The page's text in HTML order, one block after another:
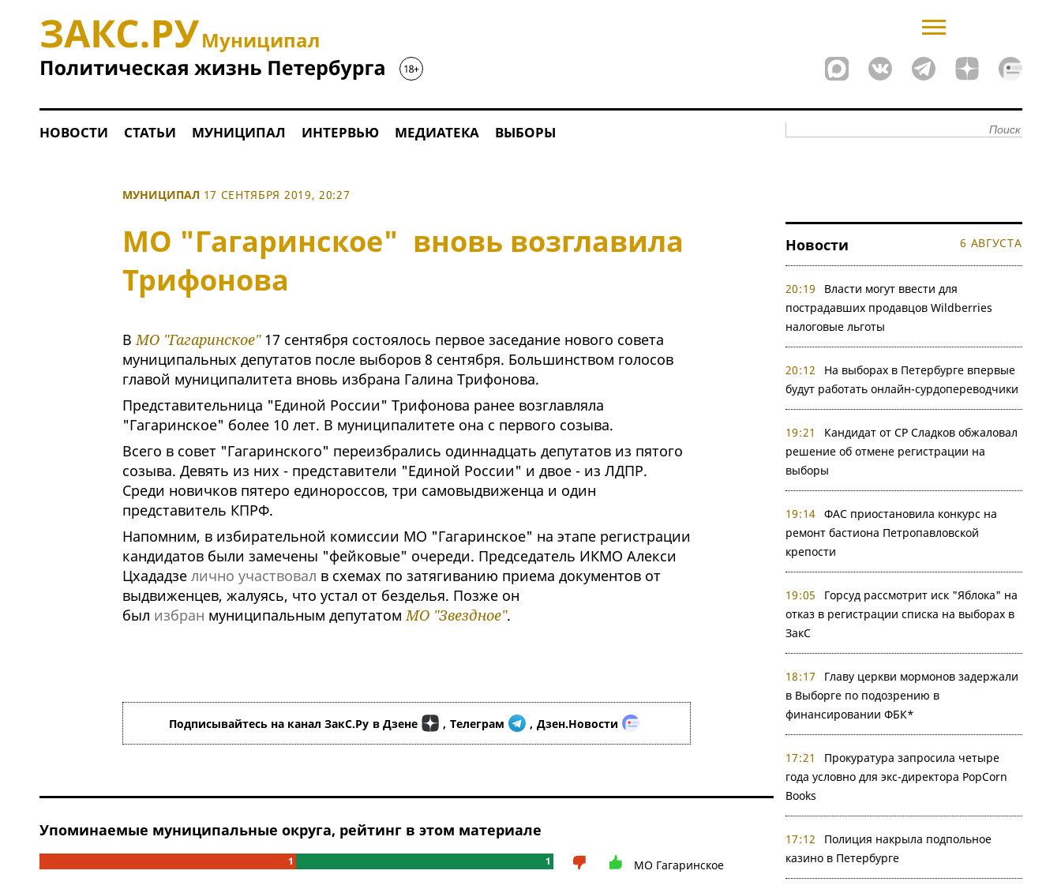
Муниципал
НОВОСТИ СТАТЬИ МУНИЦИПАЛ ИНТЕРВЬЮ МЕДИАТЕКА ВЫБОРЫ
МУНИЦИПАЛ 17 СЕНТЯБРЯ 2019, 20:27
МО "Гагаринское" вновь возглавила
Трифонова
ВМО "Гагаринское"17 сентября состоялось первое заседание нового совета
муниципальных депутатов после выборов 8 сентября. Большинством голосов
главой муниципалитета вновь избрана Галина Трифонова.
Представительница "Единой России" Трифонова ранее возглавляла
"Гагаринское" более 10 лет. В муниципалитете она с первого созыва.
Всего в совет "Гагаринского" переизбрались одиннадцать депутатов из пятого
созыва. Девять из них - представители "Единой России" и двое - из ЛДПР.
Среди новичков пятеро единороссов, три самовыдвиженца и один
представитель КПРФ.
Напомним, в избирательной комиссии МО "Гагаринское" на этапе регистрации
кандидатов были замечены "фейковые" очереди. Председатель ИКМО Алекси
Цхададзе лично участвовал в схемах по затягиванию приема документов от
выдвиженцев, жалуясь, что устал от безделья. Позже он
был избран муниципальным депутатомМО "Звездное".
Подписывайтесь на канал ЗакС.Ру в Дзене , Телеграм , Дзен.Новости
Упоминаемые муниципальные округа, рейтинг в этом материале
1 1 МО Гагаринское
Новости 6 АВГУСТА
20:19
Власти могут ввести для
пострадавших продавцов Wildberries
налоговые льготы
20:12
На выборах в Петербурге впервые
будут работать онлайн-сурдопереводчики
19:21
Кандидат от СР Сладков обжаловал
решение об отмене регистрации на
выборы
19:14 ФАС приостановила конкурс на
ремонт бастиона Петропавловской
крепости
19:05
Горсуд рассмотрит иск "Яблока" на
отказ в регистрации списка на выборах в
ЗакС
18:17
Главу церкви мормонов задержали
в Выборге по подозрению в
финансировании ФБК*
17:21
Прокуратура запросила четыре
года условно для экс-директора PopCorn
Books
17:12
Полиция накрыла подпольное
казино в Петербурге